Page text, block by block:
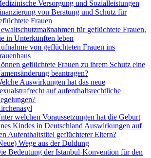
Versorgung und Sozialleistungen
von Beratung und Schutz für
Frauen
für geflüchtete Frauen,
in Unterkünften leben
von geflüchteten Frauen ins
geflüchtete Frauen zu ihrem Schutz eine
beantragen?
Auswirkungen hat das neue
auf aufenthaltsrechtliche
welchen Voraussetzungen hat die Geburt
Kindes in Deutschland Auswirkungen auf
Aufenthaltstitel geflüchteter Eltern?
Wege aus der Duldung
Bedeutung der Istanbul-Konvention für den